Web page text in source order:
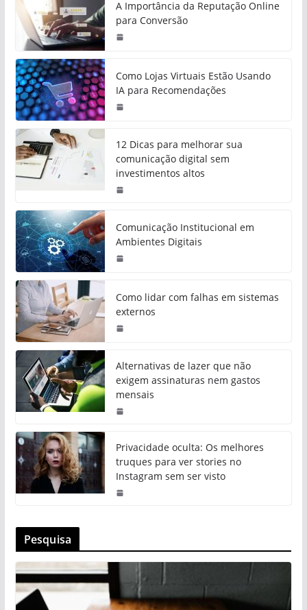
A Importância da Reputação Online
para Conversão
Como Lojas Virtuais Estão Usando
IA para Recomendações
12 Dicas para melhorar sua
comunicação digital sem
investimentos altos
Comunicação Institucional em
Ambientes Digitais
Como lidar com falhas em sistemas
externos
Alternativas de lazer que não
exigem assinaturas nem gastos
mensais
Privacidade oculta: Os melhores
truques para ver stories no
Instagram sem ser visto
Pesquisa